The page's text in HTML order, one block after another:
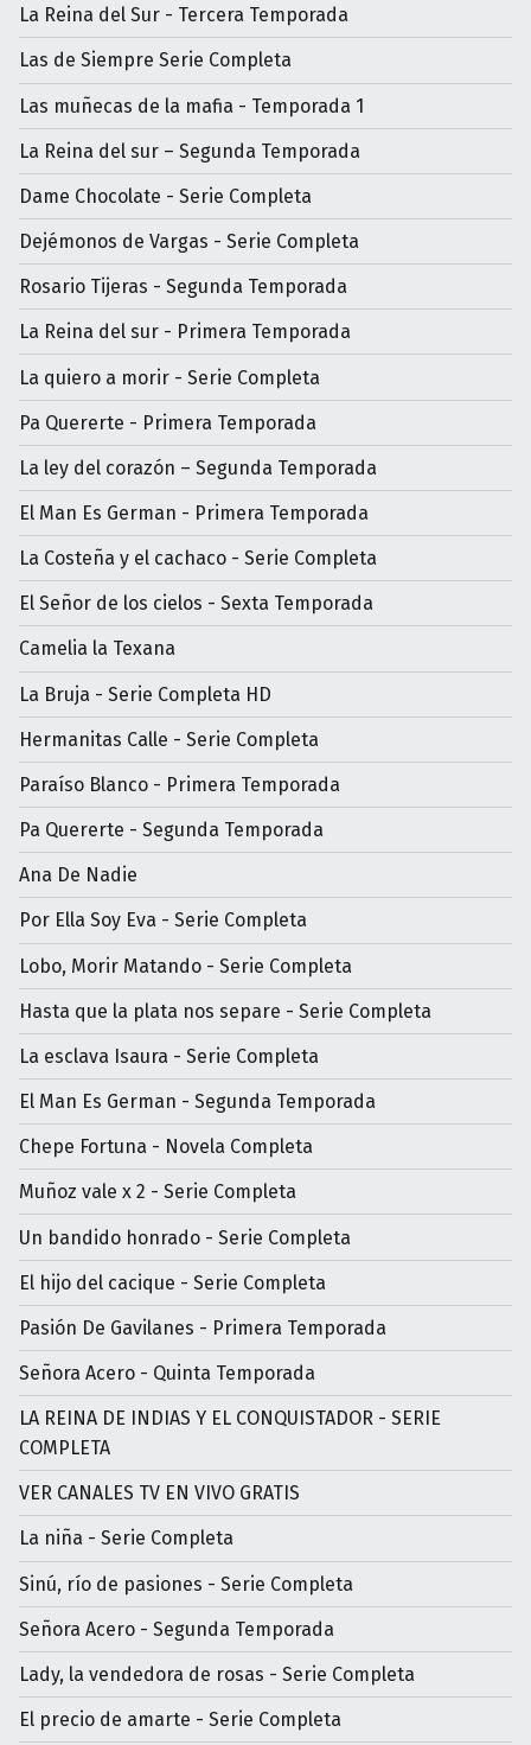
La Reina del Sur - Tercera Temporada
Las de Siempre Serie Completa
Las muñecas de la mafia - Temporada 1
La Reina del sur – Segunda Temporada
Dame Chocolate - Serie Completa
Dejémonos de Vargas - Serie Completa
Rosario Tijeras - Segunda Temporada
La Reina del sur - Primera Temporada
La quiero a morir - Serie Completa
Pa Quererte - Primera Temporada
La ley del corazón – Segunda Temporada
El Man Es German - Primera Temporada
La Costeña y el cachaco - Serie Completa
El Señor de los cielos - Sexta Temporada
Camelia la Texana
La Bruja - Serie Completa HD
Hermanitas Calle - Serie Completa
Paraíso Blanco - Primera Temporada
Pa Quererte - Segunda Temporada
Ana De Nadie
Por Ella Soy Eva - Serie Completa
Lobo, Morir Matando - Serie Completa
Hasta que la plata nos separe - Serie Completa
La esclava Isaura - Serie Completa
El Man Es German - Segunda Temporada
Chepe Fortuna - Novela Completa
Muñoz vale x 2 - Serie Completa
Un bandido honrado - Serie Completa
El hijo del cacique - Serie Completa
Pasión De Gavilanes - Primera Temporada
Señora Acero - Quinta Temporada
LA REINA DE INDIAS Y EL CONQUISTADOR - SERIE
COMPLETA
VER CANALES TV EN VIVO GRATIS
La niña - Serie Completa
Sinú, río de pasiones - Serie Completa
Señora Acero - Segunda Temporada
Lady, la vendedora de rosas - Serie Completa
El precio de amarte - Serie Completa